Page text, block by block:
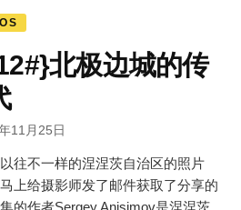
北极边城的传
11月25日
往不一样的涅涅茨自治区的照片
上给摄影师发了邮件获取了分享的
的作者Sergey Anisimov是涅涅茨